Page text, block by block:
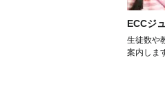
ECCジ
生徒数や
案内しま